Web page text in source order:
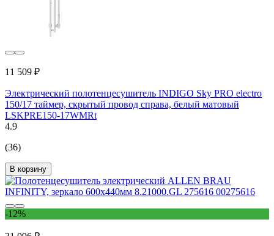
11 509 ₽
Электрический полотенцесушитель INDIGO Sky PRO electro
150/17 таймер, скрытый провод справа, белый матовый
LSKPRE150-17WMRt
4.9
(36)
В корзину
-12%